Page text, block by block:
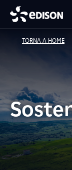
TORNA A HOME